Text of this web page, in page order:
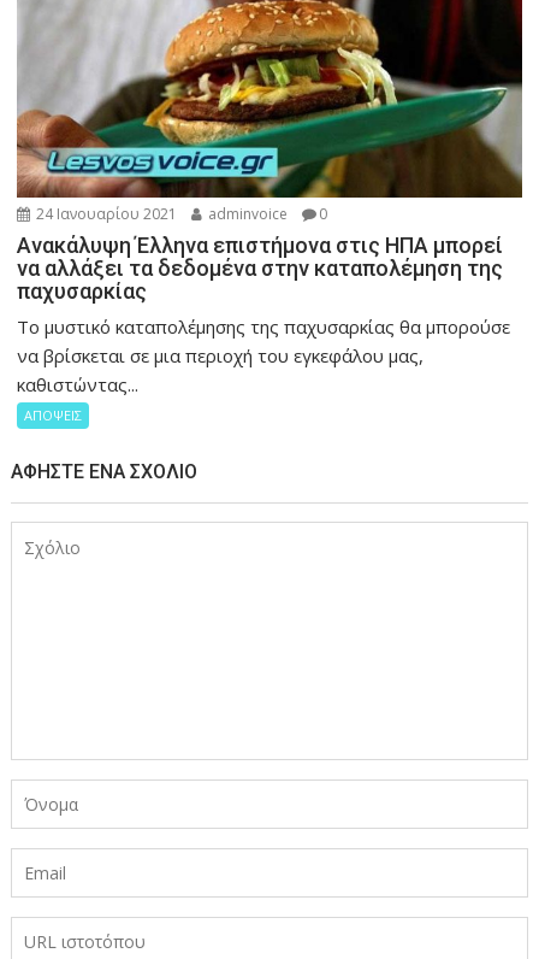
24 Ιανουαρίου 2021 adminvoice 0
Ανακάλυψη Έλληνα επιστήμονα στις ΗΠΑ μπορεί
να αλλάξει τα δεδομένα στην καταπολέμηση της
παχυσαρκίας
Το μυστικό καταπολέμησης της παχυσαρκίας θα μπορούσε
να βρίσκεται σε μια περιοχή του εγκεφάλου μας,
καθιστώντας...
ΑΠΟΨΕΙΣ
ΑΦΉΣΤΕ ΈΝΑ ΣΧΌΛΙΟ